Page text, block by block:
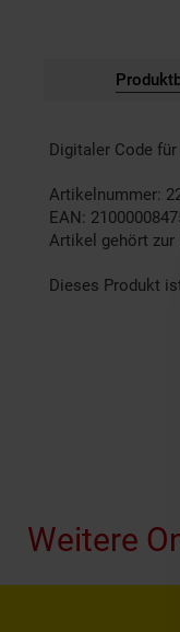
Digitaler Code
Artikelnummer:
EAN:
Artikel gehört
Dieses Produkt
Weitere